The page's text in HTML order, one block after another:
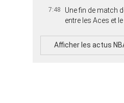
7:48
Une fin de match
entre les Aces et le
Afficher les actus